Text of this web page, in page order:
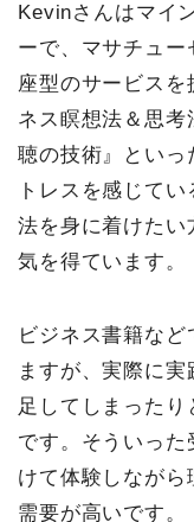
Kevinさんはマイ
ーで、マサチュ
座型のサービス
ネス瞑想法＆思考
聴の技術』といっ
トレスを感じて
法を身に着けたい
気を得ています。
ビジネス書籍な
ますが、実際に
足してしまったり
です。そういった
けて体験しながら
需要が高いです。